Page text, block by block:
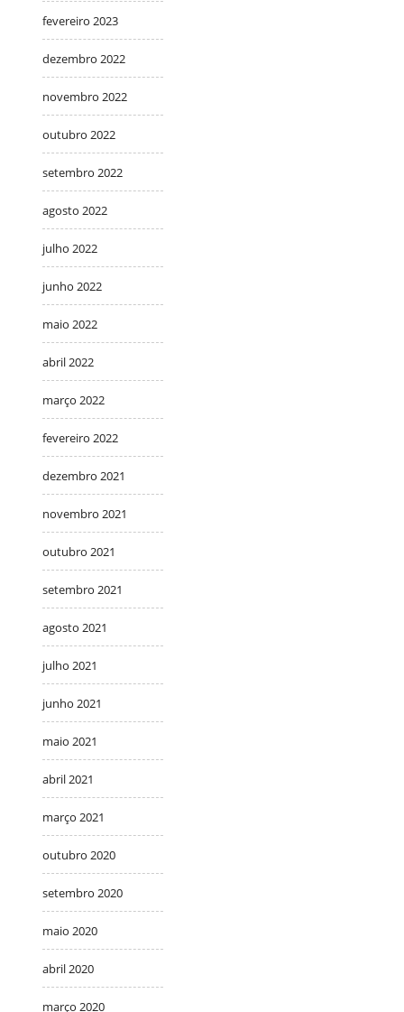
fevereiro 2023
dezembro 2022
novembro 2022
outubro 2022
setembro 2022
agosto 2022
julho 2022
junho 2022
maio 2022
abril 2022
março 2022
fevereiro 2022
dezembro 2021
novembro 2021
outubro 2021
setembro 2021
agosto 2021
julho 2021
junho 2021
maio 2021
abril 2021
março 2021
outubro 2020
setembro 2020
maio 2020
abril 2020
março 2020